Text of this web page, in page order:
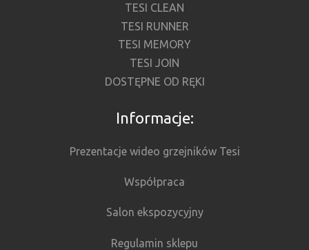
TESI CLEAN
TESI RUNNER
TESI MEMORY
TESI JOIN
DOSTĘPNE OD RĘKI
Informacje:
Prezentacje wideo grzejników Tesi
Współpraca
Salon ekspozycyjny
Regulamin sklepu